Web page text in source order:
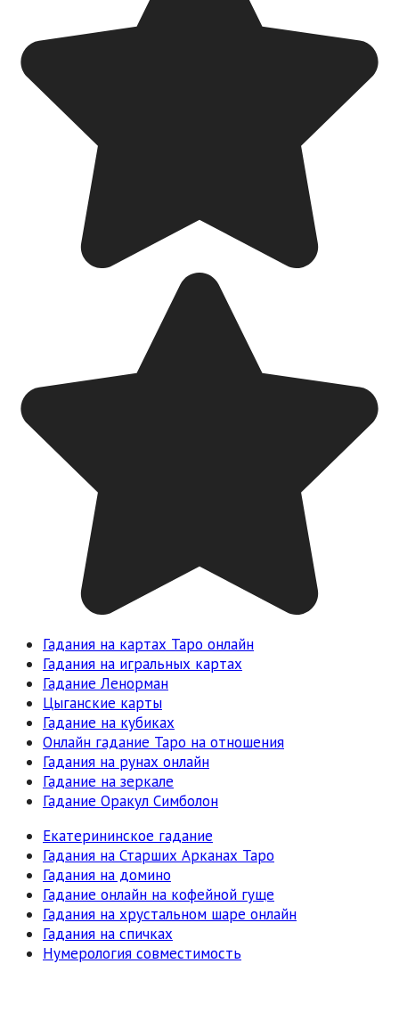
Гадания на картах Таро онлайн
Гадания на игральных картах
Гадание Ленорман
Цыганские карты
Гадание на кубиках
Онлайн гадание Таро на отношения
Гадания на рунах онлайн
Гадание на зеркале
Гадание Оракул Симболон
Екатерининское гадание
Гадания на Старших Арканах Таро
Гадания на домино
Гадание онлайн на кофейной гуще
Гадания на хрустальном шаре онлайн
Гадания на спичках
Нумерология совместимость